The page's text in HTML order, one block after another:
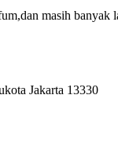
masih banyak
Jakarta 13330